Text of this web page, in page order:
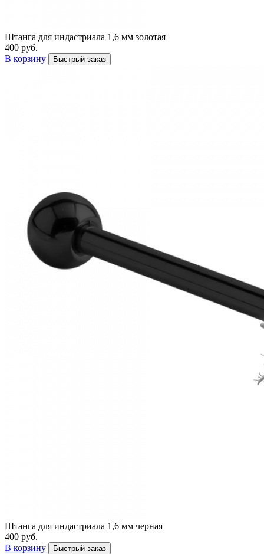
Штанга для индастриала 1,6 мм золотая
400 руб.
В корзину
Быстрый заказ
Штанга для индастриала 1,6 мм черная
400 руб.
В корзину
Быстрый заказ